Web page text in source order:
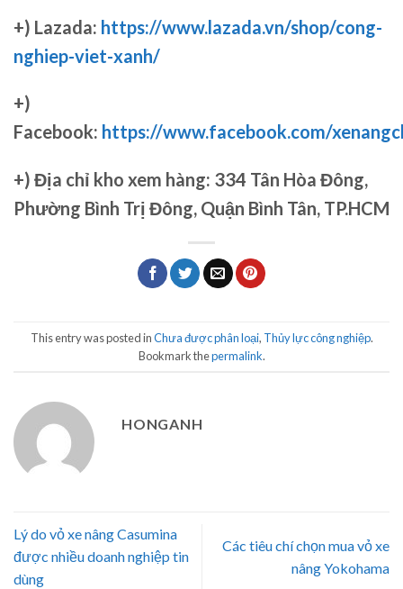
+) Lazada: https://www.lazada.vn/shop/cong-
nghiep-viet-xanh/
+)
Facebook: https://www.facebook.com/
+) Địa chỉ kho xem hàng: 334 Tân Hòa Đông,
Phường Bình Trị Đông, Quận Bình Tân, TP.HCM
This entry was posted inChưa được phân loại, Thủy lực công nghiệp.
Bookmark thepermalink.
HONGANH
Lý do vỏ xe nâng Casumina
được nhiều doanh nghiệp tin
dùng
Các tiêu chí chọn mua vỏ xe
nâng Yokohama